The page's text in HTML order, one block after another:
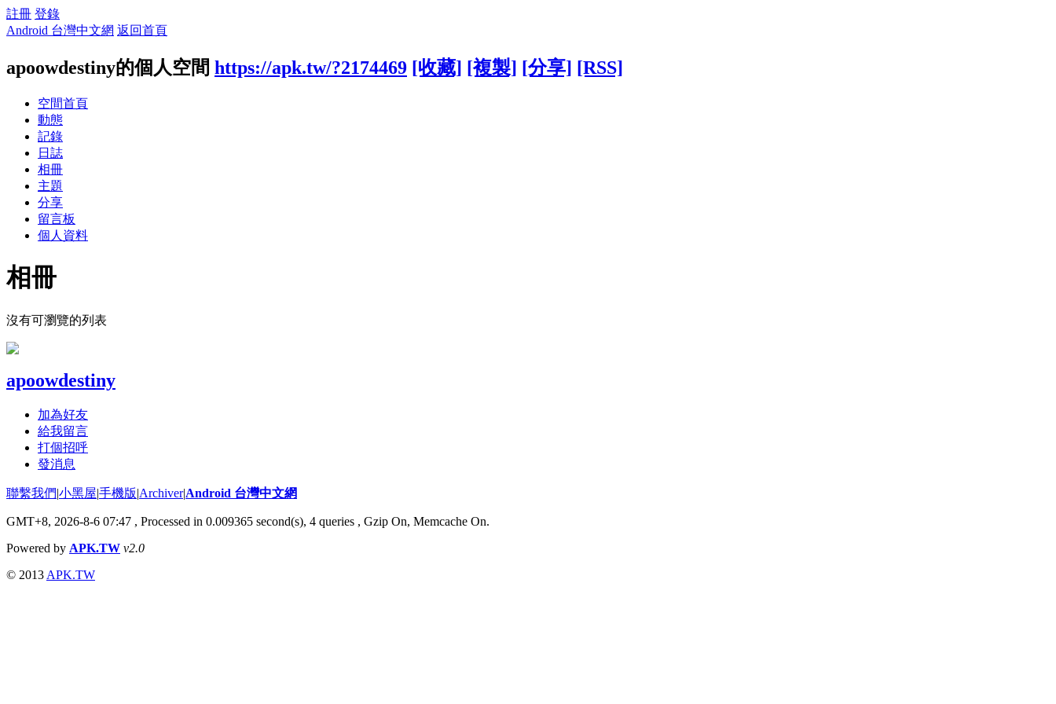
註冊 登錄
Android 台灣中文網 返回首頁
apoowdestiny的個人空間 https://apk.tw/?2174469 [收藏] [複製] [分享] [RSS]
空間首頁
動態
記錄
日誌
相冊
主題
分享
留言板
個人資料
相冊
沒有可瀏覽的列表
apoowdestiny
加為好友
給我留言
打個招呼
發消息
聯繫我們|小黑屋|手機版|Archiver|Android 台灣中文網
GMT+8, 2026-8-6 07:47 , Processed in 0.009365 second(s), 4 queries , Gzip On, Memcache On.
Powered by APK.TW v2.0
© 2013 APK.TW